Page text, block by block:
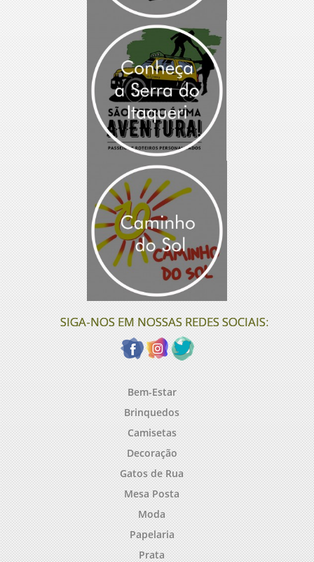
SIGA-NOS EM NOSSAS REDES SOCIAIS:
Bem-Estar
Brinquedos
Camisetas
Decoração
Gatos de Rua
Mesa Posta
Moda
Papelaria
Prata